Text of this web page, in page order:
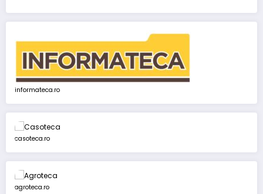
informateca.ro
casoteca.ro
agroteca.ro